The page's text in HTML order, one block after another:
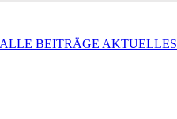
ALLE BEITRÄGE